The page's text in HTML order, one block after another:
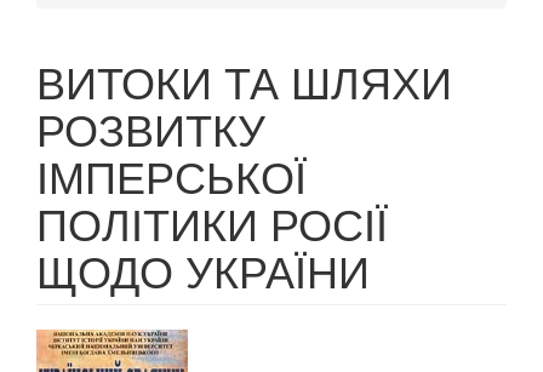
ВИТОКИ ТА ШЛЯХИ
РОЗВИТКУ
ІМПЕРСЬКОЇ
ПОЛІТИКИ РОСІЇ
ЩОДО УКРАЇНИ
Article